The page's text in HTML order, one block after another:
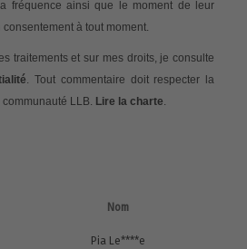
fréquence ainsi que le moment de leur
à tout moment.
traitements et sur mes droits, je consulte
. Tout commentaire doit respecter la
LLB. Lire la charte
Nom
Pia Le****e